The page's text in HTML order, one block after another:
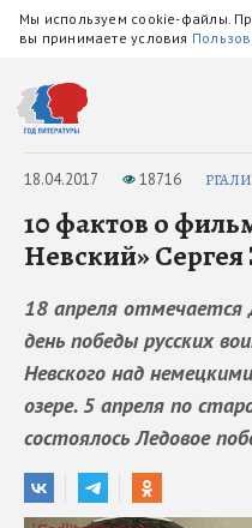
Мы используем cookie-файлы.
вы принимаете условия
18.04.2017 18716 РГАЛИ
10 фактов о
Невский»
18 апреля отмечается
день победы русских
Невского над
озере. 5 апреля по
состоялось Ледовое